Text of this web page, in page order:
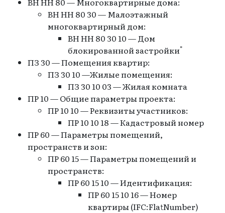
ВН НН 80 30 — Малоэтажный
многоквартирный дом:
ВН НН 80 30 10 — Дом
блокированной застройки*
ПЗ 30 — Помещения квартир:
ПЗ 30 10 —Жилые помещения:
ПЗ 30 10 03 — Жилая комната
ПР 10 — Общие параметры проекта:
ПР 10 10 — Реквизиты участников:
ПР 10 10 18 — Кадастровый номер
ПР 60 — Параметры помещений,
пространств и зон:
ПР 60 15 — Параметры помещений и
пространств:
ПР 60 15 10 — Идентификация:
ПР 60 15 10 16 — Номер
квартиры (IFC:FlatNumber)